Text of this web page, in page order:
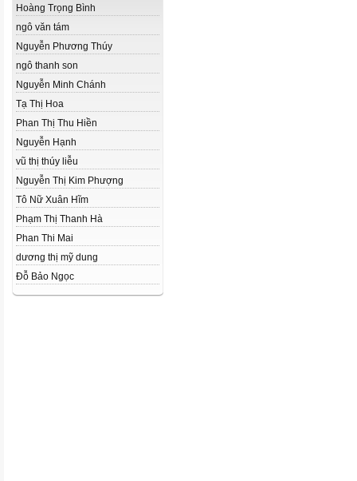
Hoàng Trọng Bình
ngô văn tám
Nguyễn Phương Thúy
ngô thanh son
Nguyễn Minh Chánh
Tạ Thị Hoa
Phan Thị Thu Hiền
Nguyễn Hạnh
vũ thị thúy liễu
Nguyễn Thị Kim Phượng
Tô Nữ Xuân Hĩm
Phạm Thị Thanh Hà
Phan Thi Mai
dương thị mỹ dung
Đỗ Bảo Ngọc